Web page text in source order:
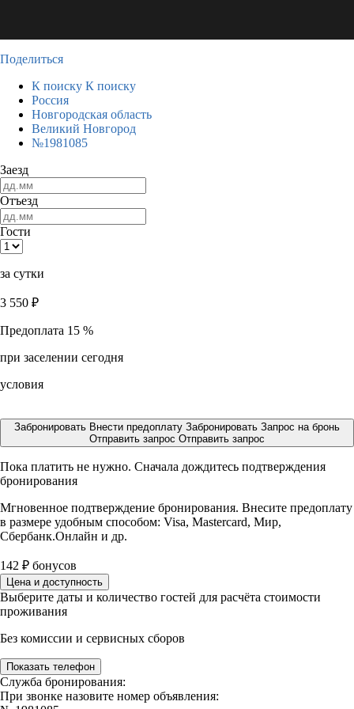
Поделиться
К поиску К поиску
Россия
Новгородская область
Великий Новгород
№1981085
Заезд
Отъезд
Гости
за сутки
3 550 ₽
Предоплата 15 %
при заселении сегодня
условия
Забронировать Внести предоплату Забронировать Запрос на бронь
Отправить запрос Отправить запрос
Пока платить не нужно. Сначала дождитесь подтверждения
бронирования
Мгновенное подтверждение бронирования. Внесите предоплату
в размере удобным способом: Visa, Mastercard, Мир,
Сбербанк.Онлайн и др.
142 ₽ бонусов
Цена и доступность
Выберите даты и количество гостей для расчёта стоимости
проживания
Без комиссии и сервисных сборов
Показать телефон
Служба бронирования:
При звонке назовите номер объявления: